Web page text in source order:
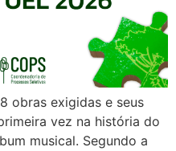
obras exigidas e seus
vez na história do
musical. Segundo a